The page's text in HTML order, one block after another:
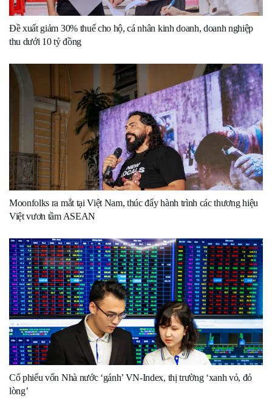
Đề xuất giảm 30% thuế cho hộ, cá nhân kinh doanh, doanh nghiệp
thu dưới 10 tỷ đồng
Moonfolks ra mắt tại Việt Nam, thúc đẩy hành trình các thương hiệu
Việt vươn tầm ASEAN
Cổ phiếu vốn Nhà nước ‘gánh’ VN-Index, thị trường ‘xanh vỏ, đỏ
lòng’